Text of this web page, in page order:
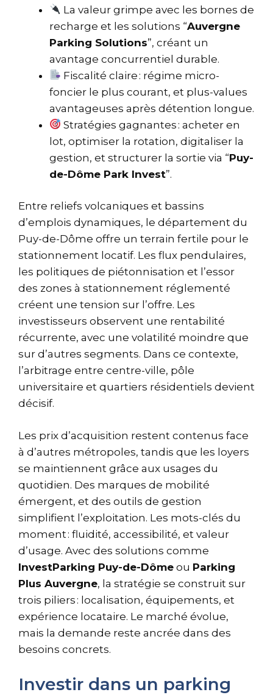
La valeur grimpe avec les bornes de
recharge et les solutions “Auvergne
Parking Solutions”, créant un
avantage concurrentiel durable.
Fiscalité claire : régime micro-
foncier le plus courant, et plus-values
avantageuses après détention longue.
Stratégies gagnantes : acheter en
lot, optimiser la rotation, digitaliser la
gestion, et structurer la sortie via “Puy-
de-Dôme Park Invest”.
Entre reliefs volcaniques et bassins
d’emplois dynamiques, le département du
Puy-de-Dôme offre un terrain fertile pour le
stationnement locatif. Les flux pendulaires,
les politiques de piétonnisation et l’essor
des zones à stationnement réglementé
créent une tension sur l’offre. Les
investisseurs observent une rentabilité
récurrente, avec une volatilité moindre que
sur d’autres segments. Dans ce contexte,
l’arbitrage entre centre-ville, pôle
universitaire et quartiers résidentiels devient
décisif.
Les prix d’acquisition restent contenus face
à d’autres métropoles, tandis que les loyers
se maintiennent grâce aux usages du
quotidien. Des marques de mobilité
émergent, et des outils de gestion
simplifient l’exploitation. Les mots-clés du
moment : fluidité, accessibilité, et valeur
d’usage. Avec des solutions comme
InvestParking Puy-de-Dôme ou Parking
Plus Auvergne, la stratégie se construit sur
trois piliers : localisation, équipements, et
expérience locataire. Le marché évolue,
mais la demande reste ancrée dans des
besoins concrets.
Investir dans un parking